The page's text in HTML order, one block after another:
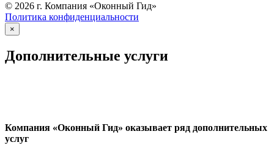
© 2026 г. Компания «Оконный Гид»
Политика конфиденциальности
×
Дополнительные услуги
Компания «Оконный Гид» оказывает ряд дополнительных
услуг